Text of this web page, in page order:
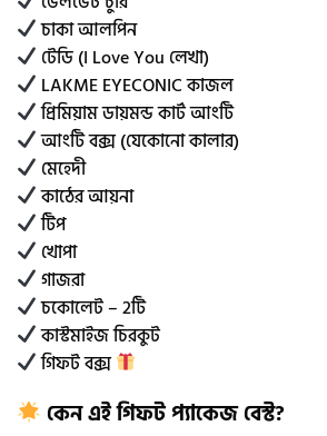
চাকা আলপিন
টেডি (I Love You লেখা)
LAKME EYECONIC কাজল
প্রিমিয়াম ডায়মন্ড কার্ট আংটি
আংটি বক্স (যেকোনো কালার)
মেহেদী
কাঠের আয়না
টিপ
খোপা
গাজরা
চকোলেট – 2টি
কাস্টমাইজ চিরকুট
গিফট বক্স
কেন এই গিফট প্যাকেজ বেস্ট?